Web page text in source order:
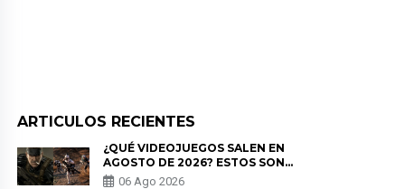
ARTICULOS RECIENTES
¿QUÉ VIDEOJUEGOS SALEN EN
AGOSTO DE 2026? ESTOS SON
LOS ESTRENOS MÁS ESPERADOS
06 Ago 2026